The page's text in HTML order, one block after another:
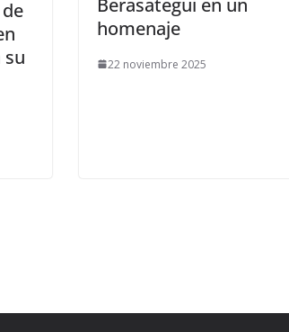
su
Berasategui en un
homenaje
22 noviembre 2025